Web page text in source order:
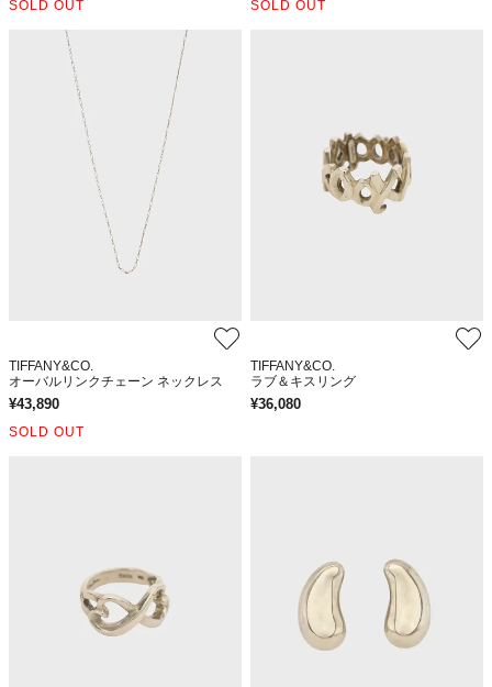
SOLD OUT SOLD OUT
TIFFANY&CO.
オーバルリンクチェーン ネックレス
¥43,890
SOLD OUT
TIFFANY&CO.
ラブ＆キスリング
¥36,080